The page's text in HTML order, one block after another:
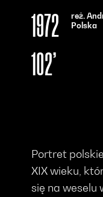
reż.
Polska
1972
102’
Portret
XIX wieku,
się na weselu